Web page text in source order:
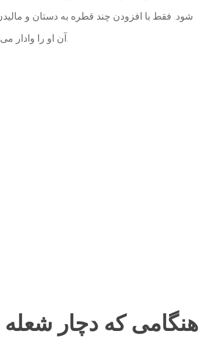
شود. فقط با افزودن چند قطره به دستان و
آن او را وادار می کند نفس های عمیقی بکشد تا فضا را برای تعطیلات پیش رو خالی کند.
هنگامی که دچار